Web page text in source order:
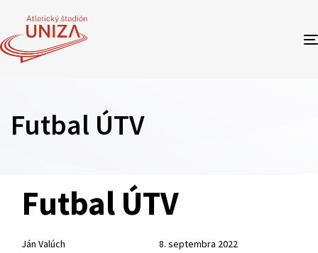
Futbal ÚTV
IN:
Futbal ÚTV
Ján Valúch
on:
8. septembra 2022